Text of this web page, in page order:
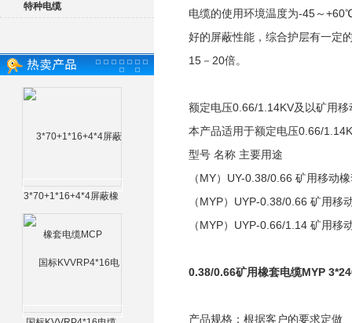
特种电缆
3*70+1*16+4*4屏蔽橡
电缆的使用环境温度为-45～
好的屏蔽性能，综合护层有一定
15－20倍。
额定电压0.66/1.14KV及以矿用
本产品适用于额定电压0.66/
型号 名称 主要用途
（MY）UY-0.38/0.66 矿用移动
（MYP）UYP-0.38/0.66 矿用
（MYP）UYP-0.66/1.14 矿用
0.38/0.66矿用橡套电缆MYP
产品规格：根据客户的要求定做